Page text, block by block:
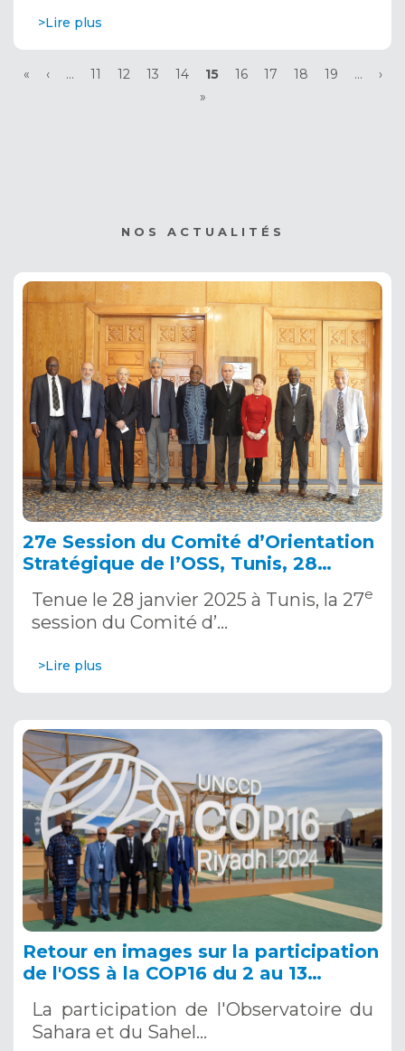
>Lire plus
Pagination
Première
«
Page
‹ … Page
11 Page
12 Page
13 Page
14
Page
courante
15 Page
16 Page
17 Page
18 Page
19 …
›
Dernière
»
NOS ACTUALITÉS
27e Session du Comité d’Orientation
Stratégique de l’OSS, Tunis, 28
Tenue le 28 janvier 2025 à Tunis, la 27e
session du Comité d’…
>Lire plus
Retour en images sur la participation
de l'OSS à la COP16 du 2 au 13
Saoudite
La participation de l'Observatoire du
Sahara et du Sahel…